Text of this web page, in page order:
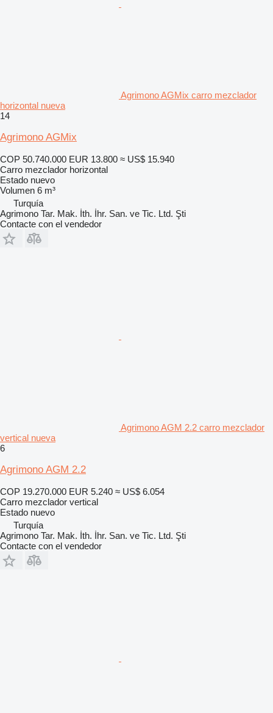
Agrimono AGMix carro mezclador
horizontal nueva
14
Agrimono AGMix
COP 50.740.000 EUR 13.800 ≈ US$ 15.940
Carro mezclador horizontal
Estado nuevo
Volumen 6 m³
Turquía
Agrimono Tar. Mak. İth. İhr. San. ve Tic. Ltd. Şti
Contacte con el vendedor
Agrimono AGM 2.2 carro mezclador
vertical nueva
6
Agrimono AGM 2.2
COP 19.270.000 EUR 5.240 ≈ US$ 6.054
Carro mezclador vertical
Estado nuevo
Turquía
Agrimono Tar. Mak. İth. İhr. San. ve Tic. Ltd. Şti
Contacte con el vendedor